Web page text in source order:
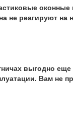
оконные
не реагируют
выгодно еще
Вам не